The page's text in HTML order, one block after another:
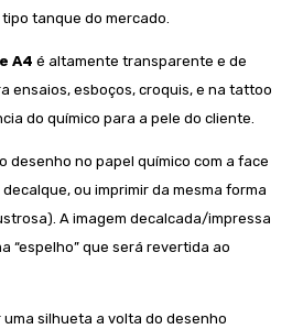
tanque do mercado.
A4 é altamente transparente e de
ensaios, esboços, croquis, e na tattoo
do químico para a pele do cliente.
desenho no papel químico com a face
ou imprimir da mesma forma
A imagem decalcada/impressa
“espelho” que será revertida ao
silhueta a volta do desenho